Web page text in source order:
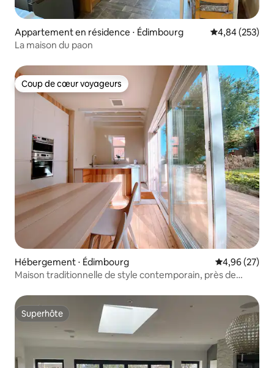
Appartement en résidence ⋅ Édimbourg Évaluation
4,84 (253)
La maison du paon
Coup de cœur voyageurs
Coup de cœur voyageurs
Hébergement ⋅ Édimbourg Évaluation
4,96 (27)
Maison traditionnelle de style contemporain, près de
Superhôte
Superhôte